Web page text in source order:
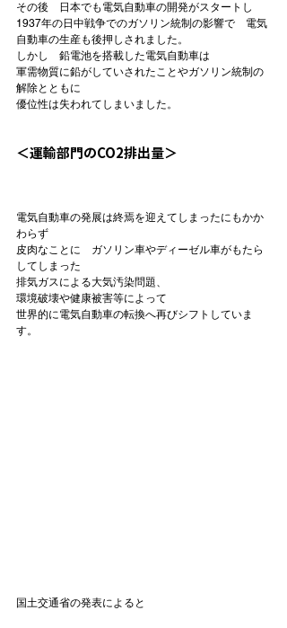
その後　日本でも電気自動車の開発がスタートし
1937年の日中戦争でのガソリン統制の影響で　電気
自動車の生産も後押しされました。
しかし　鉛電池を搭載した電気自動車は
軍需物質に鉛がしていされたことやガソリン統制の
解除とともに
優位性は失われてしまいました。
＜運輸部門のCO2排出量＞
電気自動車の発展は終焉を迎えてしまったにもかか
わらず
皮肉なことに　ガソリン車やディーゼル車がもたら
してしまった
排気ガスによる大気汚染問題、
環境破壊や健康被害等によって
世界的に電気自動車の転換へ再びシフトしていま
す。